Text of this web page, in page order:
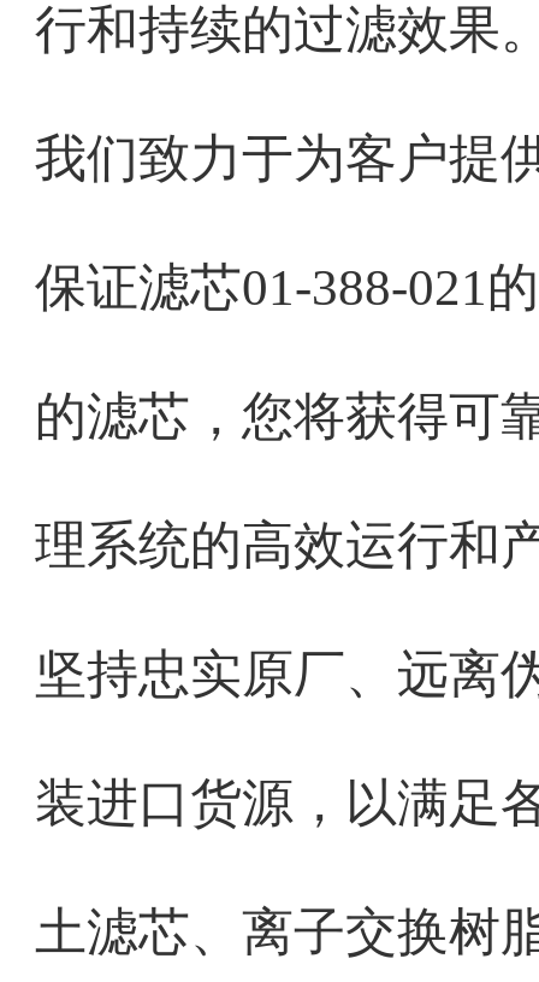
行和持续的过滤效果
我们致力于为客户提
保证滤芯01-388-021
的滤芯，您将获得可
理系统的高效运行和
坚持忠实原厂、远离
装进口货源，以满足
土滤芯、离子交换树